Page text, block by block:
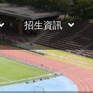
招生資訊